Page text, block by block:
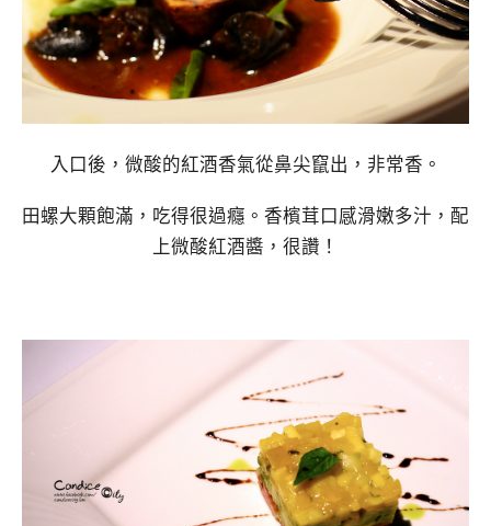
入口後，微酸的紅酒香氣從鼻尖竄出，非常香。
田螺大顆飽滿，吃得很過癮。香檳茸口感滑嫩多汁，配
上微酸紅酒醬，很讚！